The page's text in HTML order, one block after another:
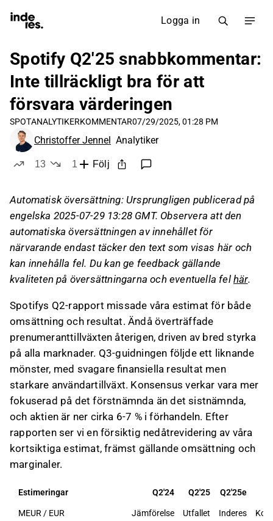
Logga in
Spotify Q2'25 snabbkommentar:
Inte tillräckligt bra för att
försvara värderingen
SPOTANALYTIKERKOMMENTAR07/29/2025, 01:28 PM
Christoffer Jennel Analytiker
13
1
Följ
Automatisk översättning: Ursprungligen publicerad på
engelska 2025-07-29 13:28 GMT. Observera att den
automatiska översättningen av innehållet för
närvarande endast täcker den text som visas här och
kan innehålla fel. Du kan ge feedback gällande
kvaliteten på översättningarna och eventuella felhär.
Spotifys Q2-rapport missade våra estimat för både
omsättning och resultat. Ändå överträffade
prenumeranttillväxten återigen, driven av bred styrka
på alla marknader. Q3-guidningen följde ett liknande
mönster, med svagare finansiella resultat men
starkare användartillväxt. Konsensus verkar vara mer
fokuserad på det förstnämnda än det sistnämnda,
och aktien är ner cirka 6-7 % i förhandeln. Efter
rapporten ser vi en försiktig nedåtrevidering av våra
kortsiktiga estimat, främst gällande omsättning och
marginaler.
Estimeringar Q2'24 Q2'25 Q2'25e
MEUR / EUR Jämförelse Utfallet Inderes